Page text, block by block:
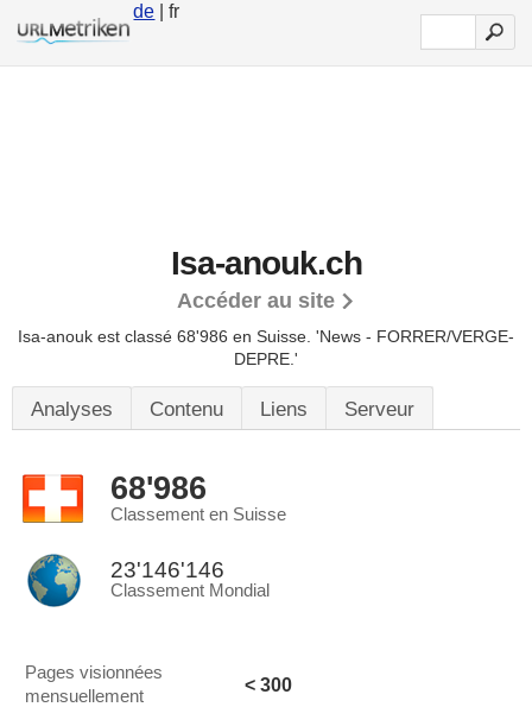
de | fr
Isa-anouk.ch
Accéder au site
Isa-anouk est classé 68'986 en Suisse. 'News - FORRER/VERGE-
DEPRE.'
Analyses Contenu Liens Serveur
68'986
Classement en Suisse
23'146'146
Classement Mondial
Pages visionnées
mensuellement
< 300